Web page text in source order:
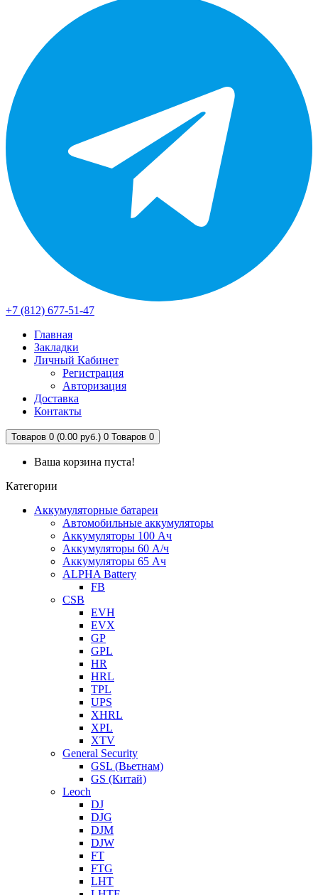
+7 (812) 677-51-47
Главная
Закладки
Личный Кабинет
Регистрация
Авторизация
Доставка
Контакты
Товаров 0 (0.00 руб.) 0 Товаров 0
Ваша корзина пуста!
Категории
Аккумуляторные батареи
Автомобильные аккумуляторы
Аккумуляторы 100 Ач
Аккумуляторы 60 А/ч
Аккумуляторы 65 Ач
ALPHA Battery
FB
CSB
EVH
EVX
GP
GPL
HR
HRL
TPL
UPS
XHRL
XPL
XTV
General Security
GSL (Вьетнам)
GS (Китай)
Leoch
DJ
DJG
DJM
DJW
FT
FTG
LHT